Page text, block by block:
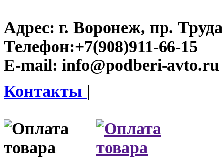
Адрес: г. Воронеж, пр.
Телефон:+7(908)911-66-15
E-mail: info@podberi-avto.ru
Контакты |